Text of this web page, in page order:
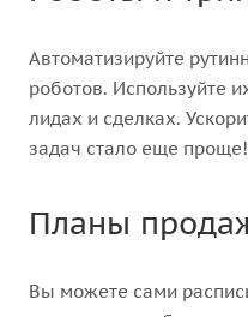
Автоматизируйте
роботов. Используйте
лидах и сделках.
задач стало еще проще!
Планы
Вы можете сами